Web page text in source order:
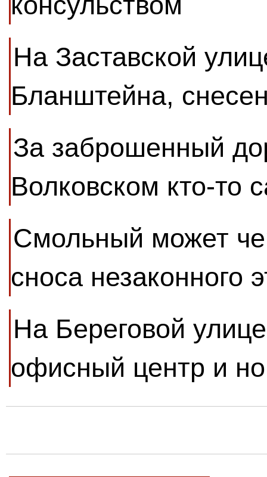
На Заставской
Бланштейна,
За заброшенный
Волковском кто-то
Смольный может
сноса незаконного
На Береговой
офисный центр и